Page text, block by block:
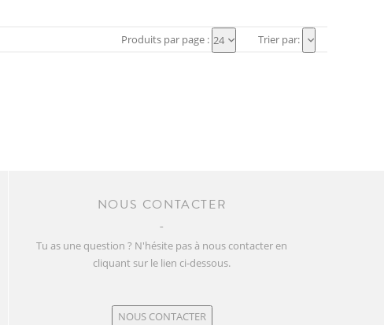
Produits par page : 24 Trier par:
NOUS CONTACTER
Tu as une question ? N'hésite pas à nous contacter en
cliquant sur le lien ci-dessous.
NOUS CONTACTER